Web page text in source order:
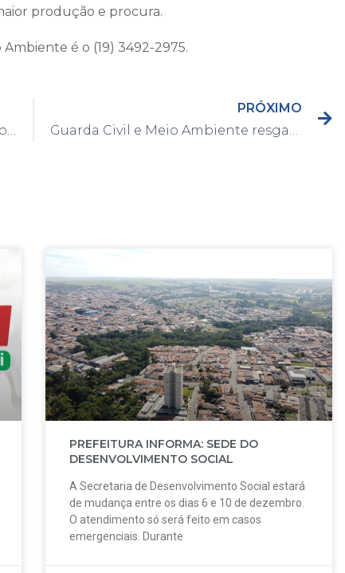
produção e procura.
é o (19) 3492-2975.
PRÓXIMO
PREFEITURA INFORMA: SEDE DO
DESENVOLVIMENTO SOCIAL
A Secretaria de Desenvolvimento Social estará
de mudança entre os dias 6 e 10 de dezembro.
O atendimento só será feito em casos
emergenciais. Durante